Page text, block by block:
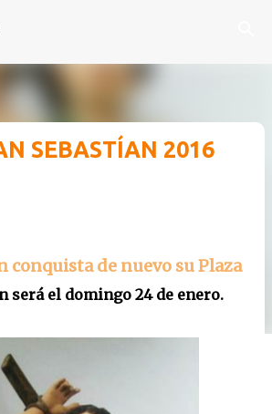
contenido principal
SEBASTÍAN 2016
conquista de nuevo su Plaza
será el domingo 24 de enero.